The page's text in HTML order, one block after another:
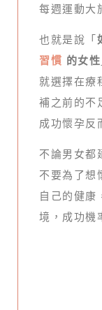
每週運動大
也就是說「
習慣 的女性
就選擇在療
補之前的不
成功懷孕反
不論男女都
不要為了想
自己的健康
境，成功機